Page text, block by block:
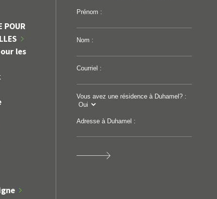
Avis public
DÉROGATION MINEURE,
ZONE 107-M
Projet :
POUR
les
Prénom :
Nom :
Courriel :
Vous avez une résidence à Duhamel? :
Adresse à Duhamel :